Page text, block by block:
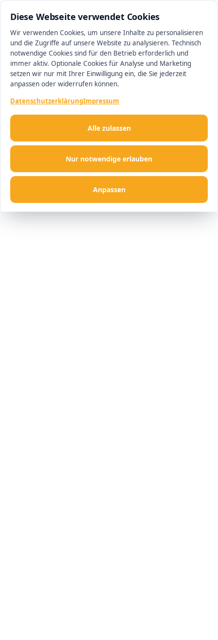
Diese Webseite verwendet Cookies
Wir verwenden Cookies, um unsere Inhalte zu personalisieren
und die Zugriffe auf unsere Website zu analysieren. Technisch
notwendige Cookies sind für den Betrieb erforderlich und
immer aktiv. Optionale Cookies für Analyse und Marketing
setzen wir nur mit Ihrer Einwilligung ein, die Sie jederzeit
anpassen oder widerrufen können.
DatenschutzerklärungImpressum
Nur notwendige erlauben
Anpassen
Alle zulassen